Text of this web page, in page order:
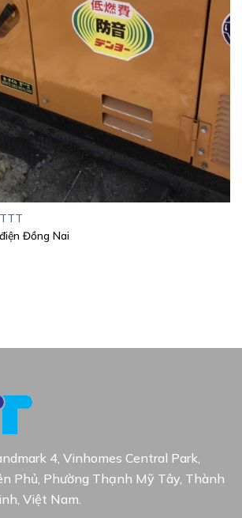
Đồng Nai
4, Vinhomes Central Park,
Phủ, Phường Thạnh Mỹ Tây, Thành
Việt Nam.